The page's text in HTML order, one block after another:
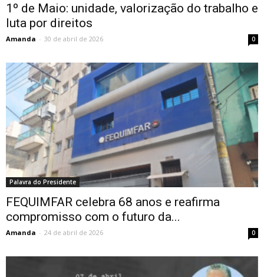
1º de Maio: unidade, valorização do trabalho e
luta por direitos
Amanda - 30 de abril de 2026 0
Palavra do Presidente
FEQUIMFAR celebra 68 anos e reafirma
compromisso com o futuro da...
Amanda - 24 de abril de 2026 0